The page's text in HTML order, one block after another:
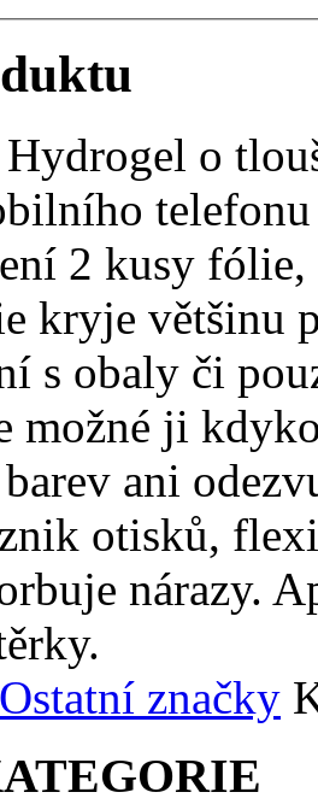
o
2 kusy fólie,
kryje většinu
s obaly či
možné ji
ani
otisků,
nárazy.
Ostatní značky